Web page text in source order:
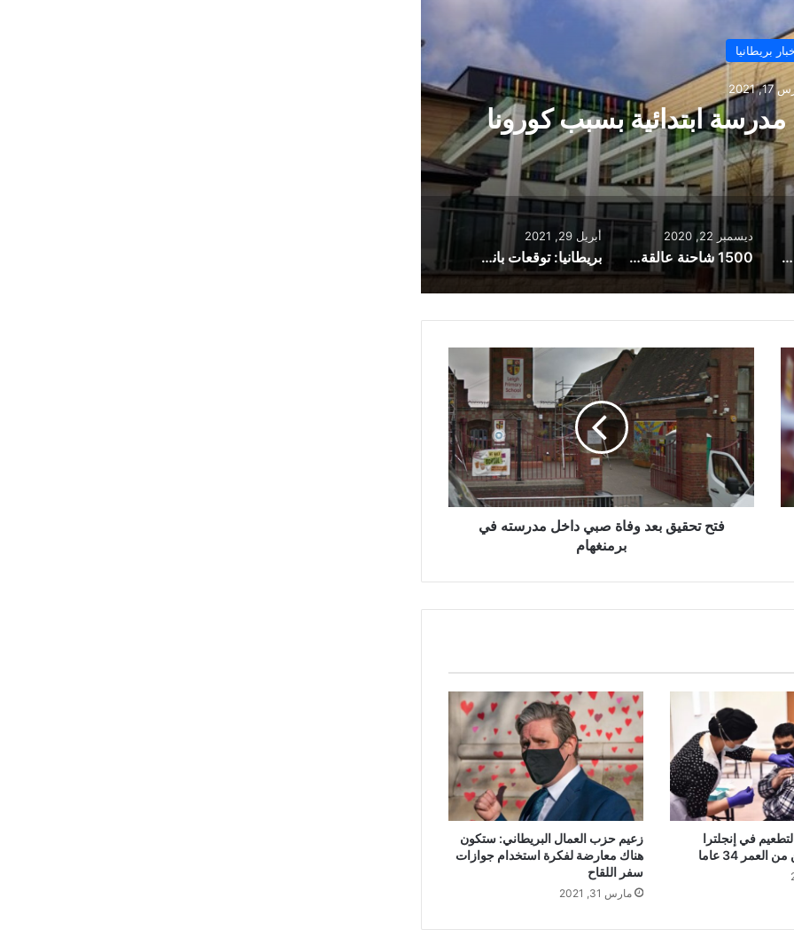
بريطانيا
22, 2020
الحدود بين فرنسا وبريطانيا
كورونا للسائقين
ويلز: عزل 80 تلميذا في مدرسة ابتدائية بسبب كورونا
ديسمبر 22, 2020
1500 شاحنة عالقة على الحدود بين فرنسا وبريطانيا بانتظار إجراء اختبارات كورونا للسائقين
أبريل 29, 2021
بريطانيا: توقعات بانهيار نظام اختبارات كورونا عند استئناف السفر الدولي الترفيهي
تحقيق
بعد
وفاة
صبي
داخل
مدرسته
في
برمنغهام
فتح تحقيق بعد وفاة صبي داخل مدرسته في
برمنغهام
في إنجلترا
34 عاما
زعيم حزب العمال البريطاني: ستكون
هناك معارضة لفكرة استخدام جوازات
سفر اللقاح
مارس 31, 2021